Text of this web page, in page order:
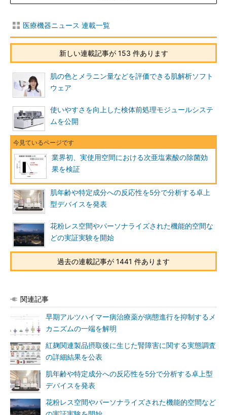
医療機器ニュース 連載一覧
新しい連載記事が 153 件あります
肌の色とメラニン量などを評価できる肌解析ソフト
ウェア
使いやすさを向上した検体前処理モジュールシステ
ムを公開
業界初、実使用空間における次亜塩素酸の除菌効
果を検証
肌年齢や特定成分への反応性を5分で分析する卓上
型デバイスを発表
花粉レス空間やパーソナライズされた機能的空間な
どの実証実験を開始
過去の連載記事が 1441 件あります
関連記事
早期アルツハイマー病治療薬が病態進行を抑制するメ
カニズムの一端を解明
紅麹関連製品摂取後に生じた腎障害に関する実態調査
の詳細結果を公表
肌年齢や特定成分への反応性を5分で分析する卓上型
デバイスを発表
花粉レス空間やパーソナライズされた機能的空間など